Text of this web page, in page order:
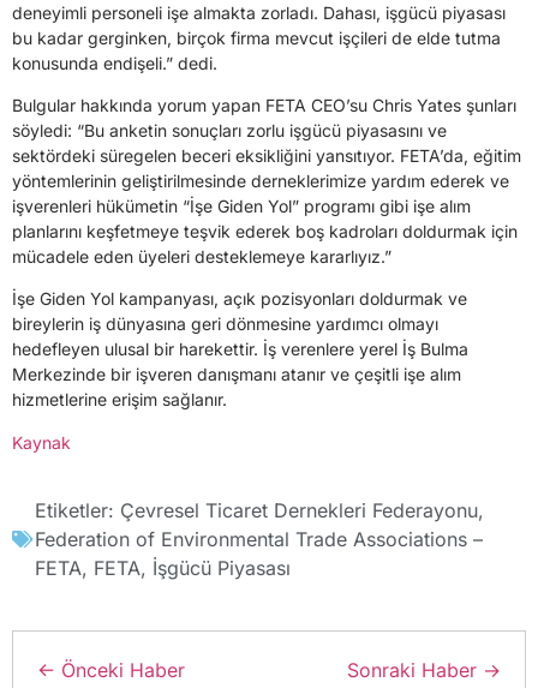
deneyimli personeli işe almakta zorladı. Dahası, işgücü piyasası
bu kadar gerginken, birçok firma mevcut işçileri de elde tutma
konusunda endişeli.” dedi.
Bulgular hakkında yorum yapan FETA CEO’su Chris Yates şunları
söyledi: “Bu anketin sonuçları zorlu işgücü piyasasını ve
sektördeki süregelen beceri eksikliğini yansıtıyor. FETA’da, eğitim
yöntemlerinin geliştirilmesinde derneklerimize yardım ederek ve
işverenleri hükümetin “İşe Giden Yol” programı gibi işe alım
planlarını keşfetmeye teşvik ederek boş kadroları doldurmak için
mücadele eden üyeleri desteklemeye kararlıyız.”
İşe Giden Yol kampanyası, açık pozisyonları doldurmak ve
bireylerin iş dünyasına geri dönmesine yardımcı olmayı
hedefleyen ulusal bir harekettir. İş verenlere yerel İş Bulma
Merkezinde bir işveren danışmanı atanır ve çeşitli işe alım
hizmetlerine erişim sağlanır.
Kaynak
Etiketler: Çevresel Ticaret Dernekleri Federayonu,
Federation of Environmental Trade Associations –
FETA, FETA, İşgücü Piyasası
← Önceki Haber Sonraki Haber →